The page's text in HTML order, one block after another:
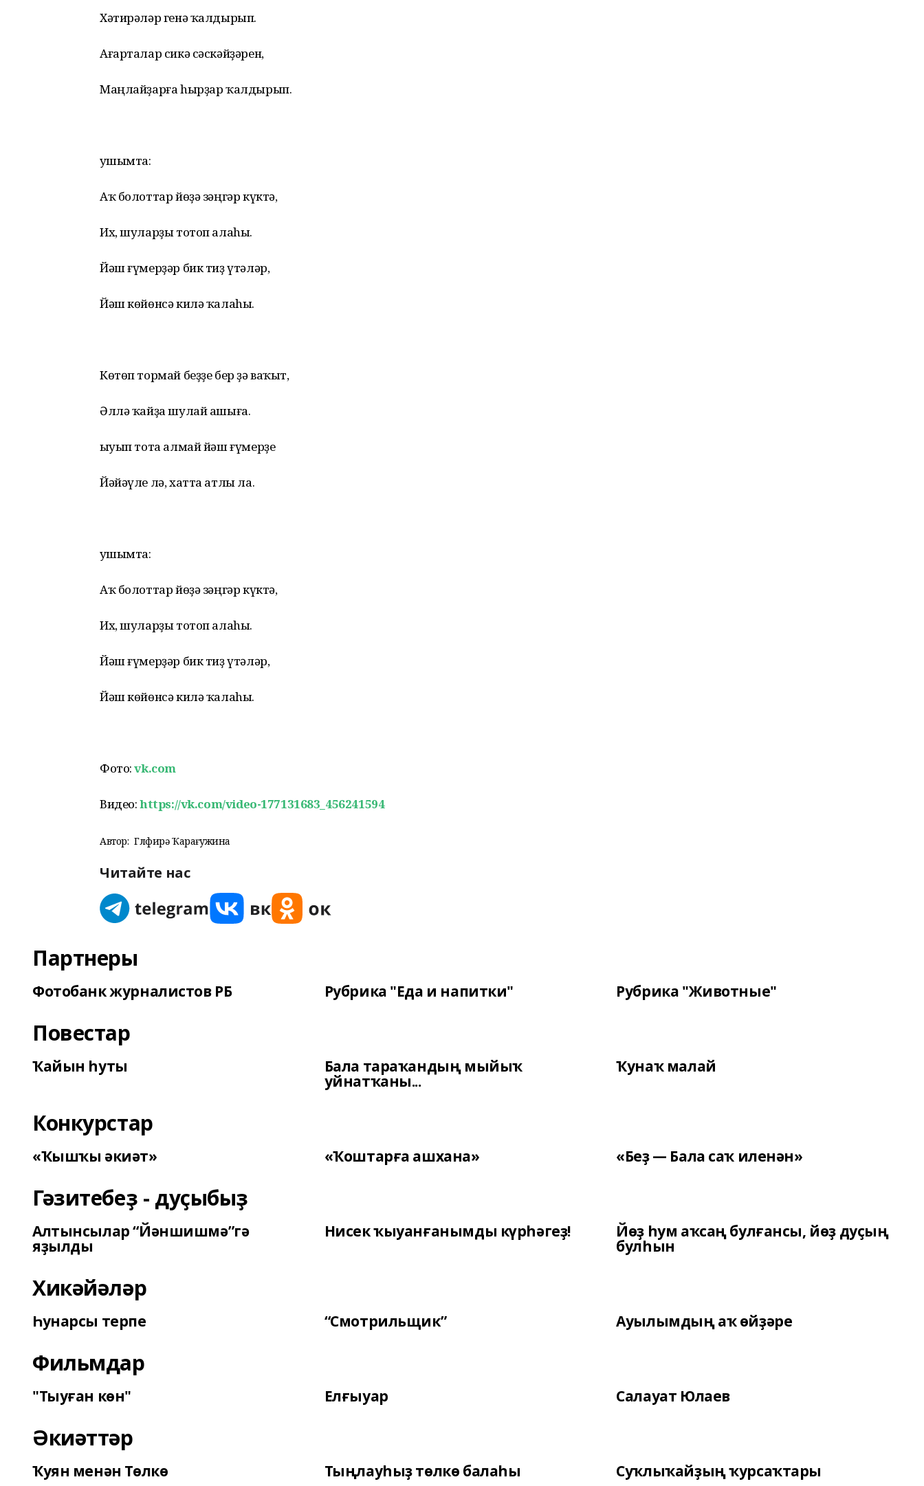
Хәтирәләр генә ҡалдырып.
Ағарталар сикә сәскәйҙәрен,
Маңлайҙарға hырҙар ҡалдырып.
Ҡушымта:
Аҡ болоттар йөҙә зәңгәр күктә,
Их, шуларҙы тотоп алаhы.
Йәш ғүмерҙәр бик тиҙ үтәләр,
Йәш көйөнсә килә ҡалаhы.
Көтөп тормай беҙҙе бер ҙә ваҡыт,
Әллә ҡайҙа шулай ашыға.
Ҡыуып тота алмай йәш ғүмерҙе
Йәйәүле лә, хатта атлы ла.
Ҡушымта:
Аҡ болоттар йөҙә зәңгәр күктә,
Их, шуларҙы тотоп алаhы.
Йәш ғүмерҙәр бик тиҙ үтәләр,
Йәш көйөнсә килә ҡалаhы.
Фото:vk.com
Видео:https://vk.com/video-177131683_456241594
Автор: Гөлфирә Ҡарағужина
Читайте нас
Партнеры
Фотобанк журналистов РБ Рубрика "Еда и напитки" Рубрика "Животные"
Повестар
Ҡайын һуты Бала тараҡандың мыйыҡ
уйнатҡаны...
Ҡунаҡ малай
Конкурстар
«Ҡышҡы әкиәт» «Ҡоштарға ашхана» «Беҙ — Бала саҡ иленән»
Гәзитебеҙ - дуҫыбыҙ
Алтынсылар “Йәншишмә”гә
яҙылды
Нисек ҡыуанғанымды күрһәгеҙ! Йөҙ һум аҡсаң булғансы, йөҙ дуҫың
булһын
Хикәйәләр
Һунарсы терпе “Смотрильщик” Ауылымдың аҡ өйҙәре
Фильмдар
"Тыуған көн" Елғыуар Салауат Юлаев
Әкиәттәр
Ҡуян менән Төлкө Тыңлауһыҙ төлкө балаһы Суҡлыҡайҙың ҡурсаҡтары